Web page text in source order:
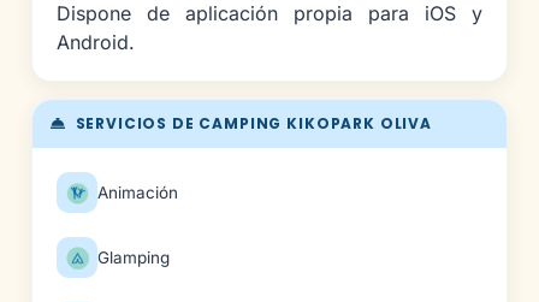
SERVICIOS DE CAMPING KIKOPARK OLIVA
Animación
Glamping
Dispone de aplicación propia para iOS y
Android.